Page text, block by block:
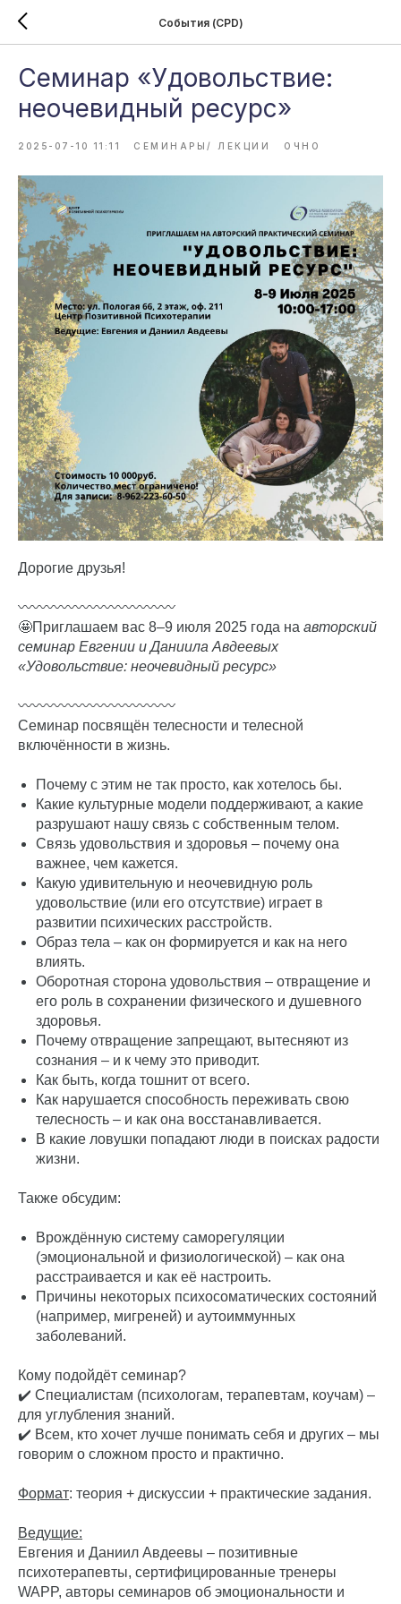
События (CPD)
Семинар «Удовольствие:
неочевидный ресурс»
2025-07-10 11:11 СЕМИНАРЫ/ ЛЕКЦИИ ОЧНО
Дорогие друзья!
〰️〰️〰️〰️〰️〰️〰️〰️〰️〰️〰️
🤩Приглашаем вас 8–9 июля 2025 года на авторский
семинар Евгении и Даниила Авдеевых
«Удовольствие: неочевидный ресурс»
〰️〰️〰️〰️〰️〰️〰️〰️〰️〰️〰️
Семинар посвящён телесности и телесной
включённости в жизнь.
Почему с этим не так просто, как хотелось бы.
Какие культурные модели поддерживают, а какие
разрушают нашу связь с собственным телом.
Связь удовольствия и здоровья – почему она
важнее, чем кажется.
Какую удивительную и неочевидную роль
удовольствие (или его отсутствие) играет в
развитии психических расстройств.
Образ тела – как он формируется и как на него
влиять.
Оборотная сторона удовольствия – отвращение и
его роль в сохранении физического и душевного
здоровья.
Почему отвращение запрещают, вытесняют из
сознания – и к чему это приводит.
Как быть, когда тошнит от всего.
Как нарушается способность переживать свою
телесность – и как она восстанавливается.
В какие ловушки попадают люди в поисках радости
жизни.
Также обсудим:
Врождённую систему саморегуляции
(эмоциональной и физиологической) – как она
расстраивается и как её настроить.
Причины некоторых психосоматических состояний
(например, мигреней) и аутоиммунных
заболеваний.
Кому подойдёт семинар?
✔️ Специалистам (психологам, терапевтам, коучам) –
для углубления знаний.
✔️ Всем, кто хочет лучше понимать себя и других – мы
говорим о сложном просто и практично.
Формат: теория + дискуссии + практические задания.
Ведущие:
Евгения и Даниил Авдеевы – позитивные
психотерапевты, сертифицированные тренеры
WAPP, авторы семинаров об эмоциональности и